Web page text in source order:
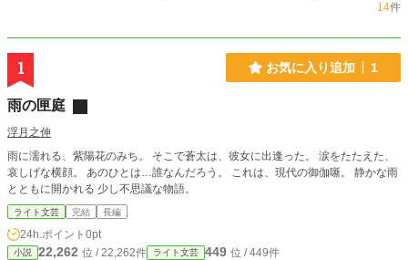
14件
1 お気に入り追加 1
雨の匣庭
浮月之伸
雨に濡れる、紫陽花のみち。 そこで蒼太は、彼女に出逢った。 涙をたたえた、
哀しげな横顔。 あのひとは…誰なんだろう。 これは、現代の御伽噺。 静かな雨
とともに開かれる 少し不思議な物語。
ライト文芸 完結 長編
24h.ポイント 0pt
小説 22,262 位 / 22,262件 ライト文芸 449 位 / 449件